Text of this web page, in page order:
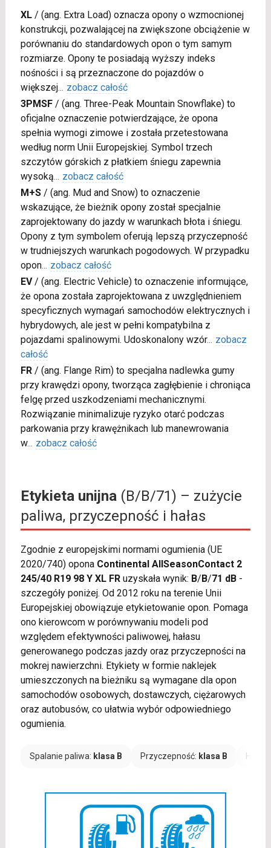
XL/ (ang. Extra Load) oznacza opony o wzmocnionej
konstrukcji, pozwalającej na zwiększone obciążenie w
porównaniu do standardowych opon o tym samym
rozmiarze. Opony te posiadają wyższy indeks
nośności i są przeznaczone do pojazdów o
większej... zobacz całość
3PMSF/ (ang. Three-Peak Mountain Snowflake) to
oficjalne oznaczenie potwierdzające, że opona
spełnia wymogi zimowe i została przetestowana
według norm Unii Europejskiej. Symbol trzech
szczytów górskich z płatkiem śniegu zapewnia
wysoką... zobacz całość
M+S/ (ang. Mud and Snow) to oznaczenie
wskazujące, że bieżnik opony został specjalnie
zaprojektowany do jazdy w warunkach błota i śniegu.
Opony z tym symbolem oferują lepszą przyczepność
w trudniejszych warunkach pogodowych. W przypadku
opon... zobacz całość
EV/ (ang. Electric Vehicle) to oznaczenie informujące,
że opona została zaprojektowana z uwzględnieniem
specyficznych wymagań samochodów elektrycznych i
hybrydowych, ale jest w pełni kompatybilna z
pojazdami spalinowymi. Udoskonalony wzór... zobacz
całość
FR/ (ang. Flange Rim) to specjalna nadlewka gumy
przy krawędzi opony, tworząca zagłębienie i chroniąca
felgę przed uszkodzeniami mechanicznymi.
Rozwiązanie minimalizuje ryzyko otarć podczas
parkowania przy krawężnikach lub manewrowania
w... zobacz całość
Etykieta unijna(B/B/71) – zużycie
paliwa, przyczepność i hałas
Zgodnie z europejskimi normami ogumienia (UE
2020/740) opona Continental AllSeasonContact 2
245/40 R19 98 Y XL FRuzyskała wynik: B/ B/71 dB-
szczegóły poniżej. Od 2012 roku na terenie Unii
Europejskiej obowiązuje etykietowanie opon. Pomaga
ono kierowcom w porównywaniu modeli pod
względem efektywności paliwowej, hałasu
generowanego podczas jazdy oraz przyczepności na
mokrej nawierzchni. Etykiety w formie naklejek
umieszczonych na bieżniku są wymagane dla opon
samochodów osobowych, dostawczych, ciężarowych
oraz autobusów, co ułatwia wybór odpowiedniego
ogumienia.
Spalanie paliwa: klasa B Przyczepność: klasa B Hałas: